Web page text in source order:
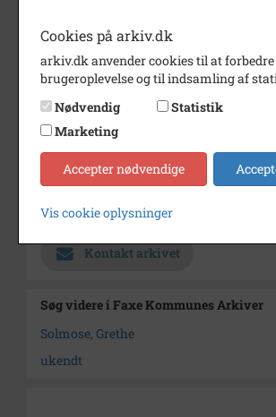
Dateringsnote
u.år
Fotograf
Finn John
Se på kort
Type
Sogn (1000-2050)
Enhed
Haslev Sogn
Arkiv
Kontakt arkivet
Søg videre i Faxe Kommunes Arkiver
Solmose, Grethe
ukendt
Cookies på arkiv.dk
arkiv.dk anvender cookies til at
brugeroplevelse og til indsamling af
Nødvendig
Statistik
Marketing
Accepter nødvendige
Vis cookie oplysninger